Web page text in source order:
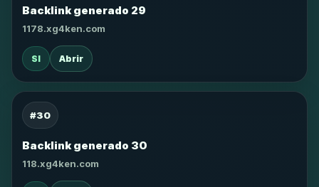
Backlink generado 29
1178.xg4ken.com
SI Abrir
#30
Backlink generado 30
118.xg4ken.com